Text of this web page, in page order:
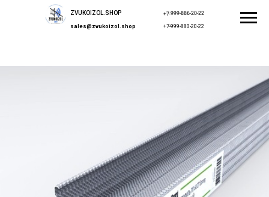
+7-999-880-20-22
+7-999-886-20-22
sales@zvukoizol.shop
ZVUKOIZOL.SHOP